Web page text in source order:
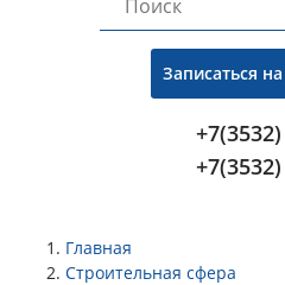
Записаться
Главная
Строительная сфера